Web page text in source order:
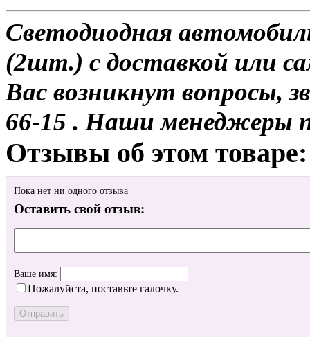
Светодиодная
(2шт.) с доставкой или
Вас возникнут вопросы,
66-15 . Наши менеджеры
Отзывы об этом товаре:
Пока нет ни одного отзыва
Оставить свой отзыв:
Ваше имя:
Пожалуйста, поставьте галочку.